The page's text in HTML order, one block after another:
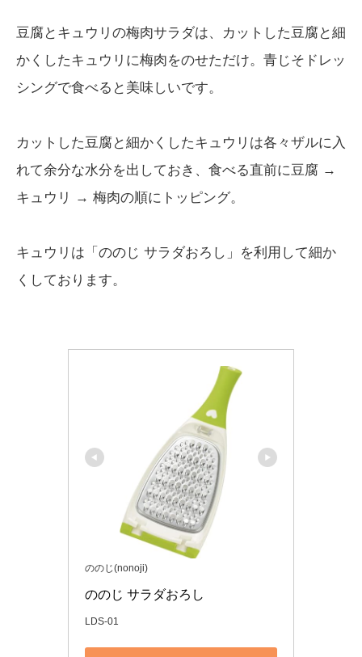
豆腐とキュウリの梅肉サラダは、カットした豆腐と細
かくしたキュウリに梅肉をのせただけ。青じそドレッ
シングで食べると美味しいです。
カットした豆腐と細かくしたキュウリは各々ザルに入
れて余分な水分を出しておき、食べる直前に豆腐 →
キュウリ → 梅肉の順にトッピング。
キュウリは「ののじ サラダおろし」を利用して細か
くしております。
ののじ(nonoji)
ののじ サラダおろし
LDS-01